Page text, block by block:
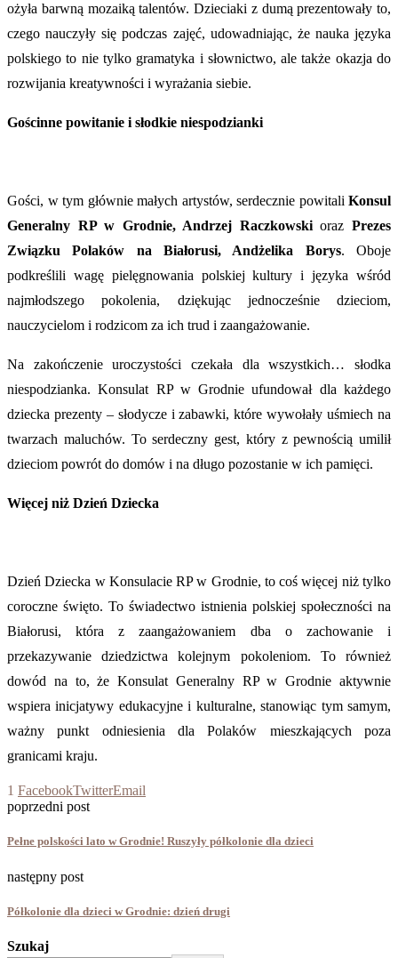
ożyła barwną mozaiką talentów. Dzieciaki z dumą prezentowały to,
czego nauczyły się podczas zajęć, udowadniając, że nauka języka
polskiego to nie tylko gramatyka i słownictwo, ale także okazja do
rozwijania kreatywności i wyrażania siebie.
Gościnne powitanie i słodkie niespodzianki
Gości, w tym głównie małych artystów, serdecznie powitali Konsul
Generalny RP w Grodnie, Andrzej RaczkowskiorazPrezes
Związku Polaków na Białorusi, Andżelika Borys. Oboje
podkreślili wagę pielęgnowania polskiej kultury i języka wśród
najmłodszego pokolenia, dziękując jednocześnie dzieciom,
nauczycielom i rodzicom za ich trud i zaangażowanie.
Na zakończenie uroczystości czekała dla wszystkich… słodka
niespodzianka. Konsulat RP w Grodnie ufundował dla każdego
dziecka prezenty – słodycze i zabawki, które wywołały uśmiech na
twarzach maluchów. To serdeczny gest, który z pewnością umilił
dzieciom powrót do domów i na długo pozostanie w ich pamięci.
Więcej niż Dzień Dziecka
Dzień Dziecka w Konsulacie RP w Grodnie, to coś więcej niż tylko
coroczne święto. To świadectwo istnienia polskiej społeczności na
Białorusi, która z zaangażowaniem dba o zachowanie i
przekazywanie dziedzictwa kolejnym pokoleniom. To również
dowód na to, że Konsulat Generalny RP w Grodnie aktywnie
wspiera inicjatywy edukacyjne i kulturalne, stanowiąc tym samym,
ważny punkt odniesienia dla Polaków mieszkających poza
granicami kraju.
1 FacebookTwitterEmail
poprzedni post
Pełne polskości lato w Grodnie! Ruszyły półkolonie dla dzieci
następny post
Półkolonie dla dzieci w Grodnie: dzień drugi
Szukaj